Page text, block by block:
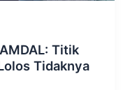
Titik
Tidaknya